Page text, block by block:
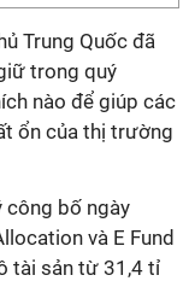
Trung Quốc đã
trong quý
nào để giúp các
ổn của thị trường
bố ngày
và E Fund
tài sản từ 31,4 tỉ